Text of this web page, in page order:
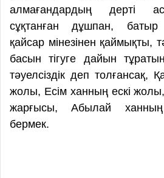
алмағандардың дерті
сұқтанған дұшпан,
қайсар мінезінен қаймықты,
басын тігуге дайын
тәуелсіздік деп толғансақ,
жолы, Есім ханның ескі
жарғысы, Абылай ханның
бермек.